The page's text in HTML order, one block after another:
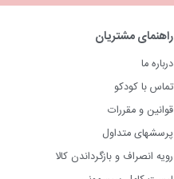
راهنمای مشتریان
درباره ما
تماس با کودکو
قوانین و مقررات
پرسشهای متداول
رویه انصراف و بازگرداندن کالا